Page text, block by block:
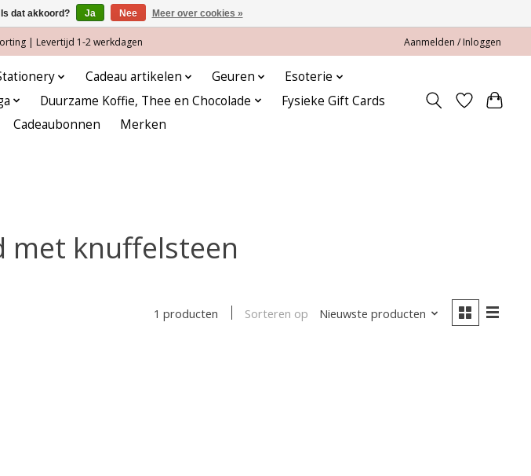
| Levertijd 1-2 werkdagen Aanmelden / Inloggen
Cadeau artikelen Geuren
Esoterie
Duurzame Koffie, Thee en Chocolade
Fysieke Gift Cards
Cadeaubonnen Merken
met knuffelsteen
1 producten Sorteren op Nieuwste producten
dat akkoord? Ja Nee Meer over cookies »